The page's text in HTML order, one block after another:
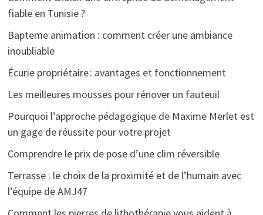
fiable en Tunisie ?
Bapteme animation : comment créer une ambiance
inoubliable
Écurie propriétaire : avantages et fonctionnement
Les meilleures mousses pour rénover un fauteuil
Pourquoi l’approche pédagogique de Maxime Merlet est
un gage de réussite pour votre projet
Comprendre le prix de pose d’une clim réversible
Terrasse : le choix de la proximité et de l’humain avec
l’équipe de AMJ47